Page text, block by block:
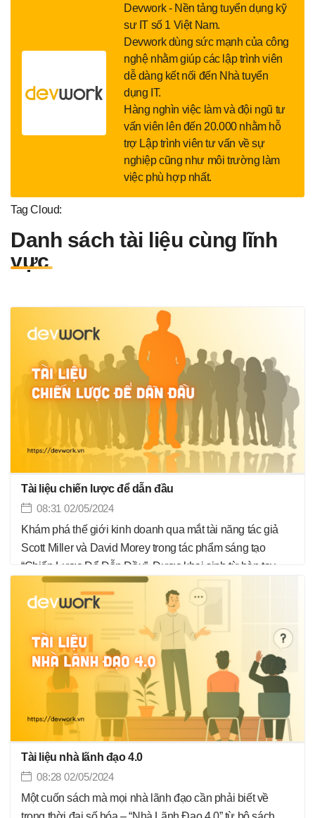
Devwork - Nền tảng tuyển dụng kỹ
sư IT số 1 Việt Nam.
Devwork dùng sức mạnh của công
nghệ nhằm giúp các lập trình viên
dễ dàng kết nối đến Nhà tuyển
dụng IT.
Hàng nghìn việc làm và đội ngũ tư
vấn viên lên đến 20.000 nhằm hỗ
trợ Lập trình viên tư vấn về sự
nghiệp cũng như môi trường làm
việc phù hợp nhất.
Tag Cloud:
Danh sách tài liệu cùng lĩnh
vực
Tài liệu chiến lược để dẫn đầu
08:31 02/05/2024
Khám phá thế giới kinh doanh qua mắt tài năng tác giả
Scott Miller và David Morey trong tác phẩm sáng tạo
“Chiến Lược Để Dẫn Đầu”. Được khai sinh từ bàn tay
những chuyên gia hàng đầu, cuốn sách đã không chỉ góp
phần thay đổi cách nhìn về chiến lược kinh doanh mà còn
đạo. Trong trang sách, họ không chỉ đưa ra kiến thức, mà
tạo nên một hành trình thú vị đưa độc giả từng bước tiến
vào thế giới lãnh đạo và chiến lược. Đối với Scott Miller,
một người đã giúp đỡ hàng nghìn công ty thành công, và
David Morey, một nhà tư vấn uy tín về lãnh đạo, việc tạo
nên một tác phẩm chất lượng là một vấn đề danh dự.
Cuốn sách không chỉ đơn thuần là việc chia sẻ, mà chính
một cuộc nói chuyện thú vị và thâm nhập, những chương
Tài liệu nhà lãnh đạo 4.0
08:28 02/05/2024
Một cuốn sách mà mọi nhà lãnh đạo cần phải biết về